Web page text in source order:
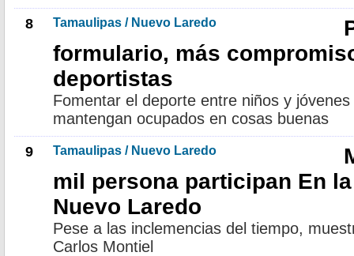
8 Tamaulipas / Nuevo Laredo
formulario, más
deportistas
Fomentar el deporte entre niños y
mantengan ocupados en cosas buenas
9 Tamaulipas / Nuevo Laredo
mil persona participan En
Nuevo Laredo
Pese a las inclemencias del tiempo,
Carlos Montiel